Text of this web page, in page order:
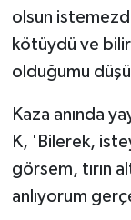
olsun
kötüydü ve
olduğumu
Kaza anında
K, 'Bilerek,
görsem, tırın
anlıyorum